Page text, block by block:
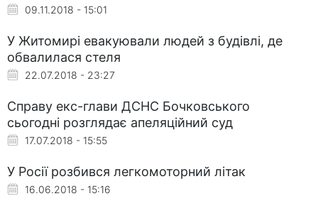
09.11.2018 - 15:01
У Житомирі евакуювали людей з будівлі, де
обвалилася стеля
22.07.2018 - 23:27
Справу екс-глави ДСНС Бочковського
сьогодні розглядає апеляційний суд
17.07.2018 - 15:55
У Росії розбився легкомоторний літак
16.06.2018 - 15:16